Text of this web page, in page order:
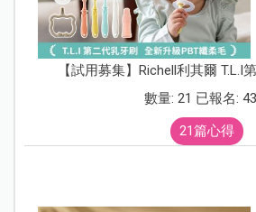
【試用募集】Richell利其爾 T.L.I
數量: 21 已報名:
21篇心得